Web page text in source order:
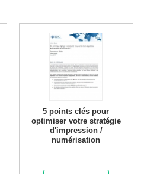
5 points clés pour
optimiser votre stratégie
d'impression /
numérisation